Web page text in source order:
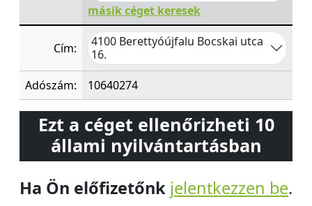
másik céget keresek
Cím:
4100 Berettyóújfalu Bocskai utca
16.
Adószám:
10640274
Ezt a céget ellenőrizheti 10
állami nyilvántartásban
Ha Ön előfizetőnk jelentkezzen be.